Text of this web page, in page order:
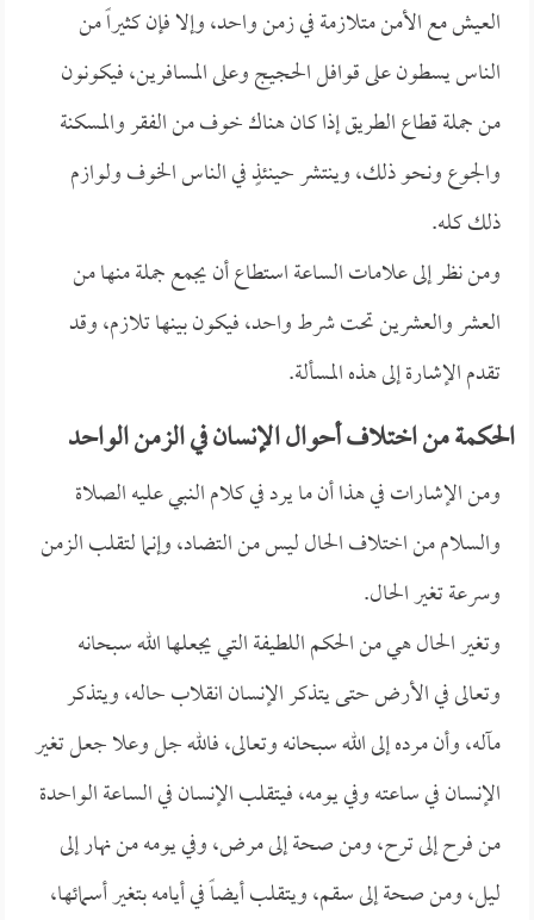
العيش مع الأمن متلازمة في زمن واحد، وإلا فإن كثيراً من
الناس يسطون على قوافل الحجيج وعلى المسافرين، فيكونون
من جملة قطاع الطريق إذا كان هناك خوف من الفقر والمسكنة
والجوع ونحو ذلك، وينتشر حينئذٍ في الناس الخوف ولوازم
ذلك كله.
ومن نظر إلى علامات الساعة استطاع أن يجمع جملة منها من
العشر والعشرين تحت شرط واحد، فيكون بينها تلازم، وقد
تقدم الإشارة إلى هذه المسألة.
الحكمة من اختلاف أحوال الإنسان في الزمن الواحد
ومن الإشارات في هذا أن ما يرد في كلام النبي عليه الصلاة
والسلام من اختلاف الحال ليس من التضاد، وإنما لتقلب الزمن
وسرعة تغير الحال.
وتغير الحال هي من الحكم اللطيفة التي يجعلها الله سبحانه
وتعالى في الأرض حتى يتذكر الإنسان انقلاب حاله، ويتذكر
مآله، وأن مرده إلى الله سبحانه وتعالى، فالله جل وعلا جعل تغير
الإنسان في ساعته وفي يومه، فيتقلب الإنسان في الساعة الواحدة
من فرح إلى ترح، ومن صحة إلى مرض، وفي يومه من نهار إلى
ليل، ومن صحة إلى سقم، ويتقلب أيضاً في أيامه بتغير أسمائها،